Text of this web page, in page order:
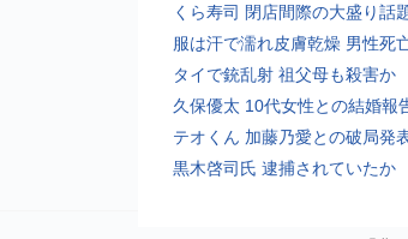
くら寿司 閉店間際の大盛り話
服は汗で濡れ皮膚乾燥 男性死
タイで銃乱射 祖父母も殺害か
久保優太 10代女性との結婚報
テオくん 加藤乃愛との破局発
黒木啓司氏 逮捕されていたか